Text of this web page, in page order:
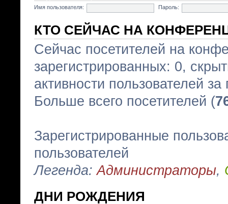
Имя пользователя:
Пароль:
КТО СЕЙЧАС НА
Сейчас посетителей на
зарегистрированных: 0,
активности пользователей
Больше всего посетителей (
Зарегистрированные
пользователей
Легенда:Администраторы,
ДНИ РОЖДЕНИЯ